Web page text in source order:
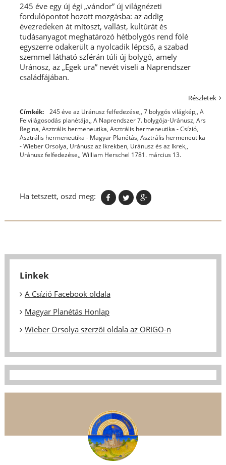
245 éve egy új égi „vándor” új világnézeti
fordulópontot hozott mozgásba: az addig
évezredeken át mítoszt, vallást, kultúrát és
tudásanyagot meghatározó hétbolygós rend fölé
egyszerre odakerült a nyolcadik lépcső, a szabad
szemmel látható szférán túli új bolygó, amely
Uránosz, az „Egek ura” nevét viseli a Naprendszer
családfájában.
Részletek
Címkék: 245 éve az Uránusz felfedezése,, 7 bolygós világkép,, A
Felvilágosodás planétája,, A Naprendszer 7. bolygója-Uránusz, Ars
Regina, Asztrális hermeneutika, Asztrális hermeneutika - Csízió,
Asztrális hermeneutika - Magyar Planétás, Asztrális hermeneutika
- Wieber Orsolya, Uránusz az Ikrekben, Uránusz és az Ikrek,,
Uránusz felfedezése,, William Herschel 1781. március 13.
Ha tetszett, oszd meg:
Linkek
A Csízió Facebook oldala
Magyar Planétás Honlap
Wieber Orsolya szerzői oldala az ORIGO-n